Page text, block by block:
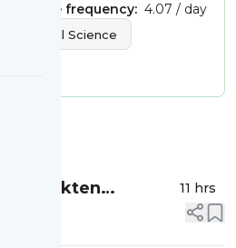
Message frequency: 4.07 / day
Science
Insekten
richtig
11 hrs